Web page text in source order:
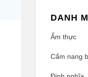
DANH
Ẩm thực
Cẩm nang